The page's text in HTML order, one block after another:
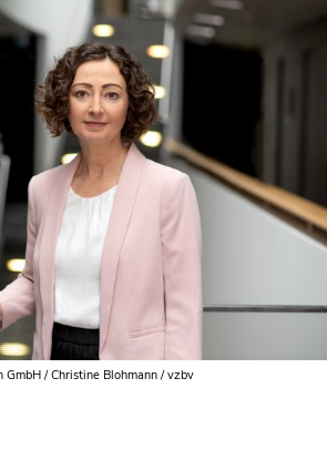
/ Christine Blohmann / vzbv